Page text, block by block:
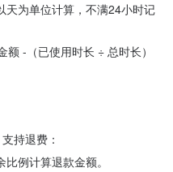
天为单位计算，不满24小时记
额 -（已使用时长 ÷ 总时长）
持退费：
例计算退款金额。